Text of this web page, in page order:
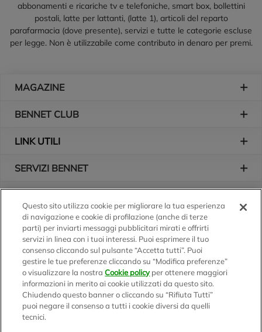
abbonamenti e ricariche tv e telefoniche, smart box, bollettini
postali, latte per lattanti, (latte 1), articoli del reparto
parafarmacia (dove presente), servizi e tutte le categorie escluse
per legge. Non è utilizzabile come contributo in denaro per premi.
MAGAZINE
BENNET CLUB
LINK UTILI
SERVIZI BENNET
Logo Bennet
Seguici sui nostri canali
Scarica l'app
Questo sito utilizza cookie per migliorare la tua esperienza
di navigazione e cookie di profilazione (anche di terze
parti) per inviarti messaggi pubblicitari mirati e offrirti
servizi in linea con i tuoi interessi. Puoi esprimere il tuo
consenso cliccando sul pulsante “Accetta tutti”. Puoi
gestire le tue preferenze cliccando su “Modifica preferenze”
o visualizzare la nostraCookie policyper ottenere maggiori
informazioni in merito ai cookie utilizzati da questo sito.
Chiudendo questo banner o cliccando su “Rifiuta Tutti”
puoi negare il consenso a tutti i cookie diversi da quelli
tecnici.